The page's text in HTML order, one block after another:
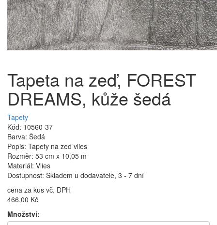
Tapeta na zeď, FOREST
DREAMS, kůže šedá
Tapety
Kód: 10560-37
Barva: Šedá
Popis: Tapety na zeď vlies
Rozměr: 53 cm x 10,05 m
Materiál: Vlies
Dostupnost: Skladem u dodavatele, 3 - 7 dní
cena za kus vč. DPH
466,00 Kč
Množství: